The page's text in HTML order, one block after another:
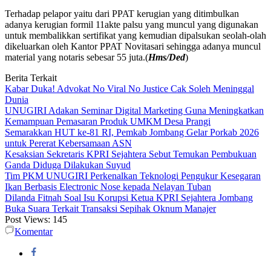
Terhadap pelapor yaitu dari PPAT kerugian yang ditimbulkan
adanya kerugian formil 11akte palsu yang muncul yang digunakan
untuk membalikkan sertifikat yang kemudian dipalsukan seolah-olah
dikeluarkan oleh Kantor PPAT Novitasari sehingga adanya muncul
material yang notaris sebesar 55 juta.(Hms/Ded)
Berita Terkait
Kabar Duka! Advokat No Viral No Justice Cak Soleh Meninggal
Dunia
UNUGIRI Adakan Seminar Digital Marketing Guna Meningkatkan
Kemampuan Pemasaran Produk UMKM Desa Prangi
Semarakkan HUT ke-81 RI, Pemkab Jombang Gelar Porkab 2026
untuk Pererat Kebersamaan ASN
Kesaksian Sekretaris KPRI Sejahtera Sebut Temukan Pembukuan
Ganda Diduga Dilakukan Suyud
Tim PKM UNUGIRI Perkenalkan Teknologi Pengukur Kesegaran
Ikan Berbasis Electronic Nose kepada Nelayan Tuban
Dilanda Fitnah Soal Isu Korupsi Ketua KPRI Sejahtera Jombang
Buka Suara Terkait Transaksi Sepihak Oknum Manajer
Post Views: 145
Komentar